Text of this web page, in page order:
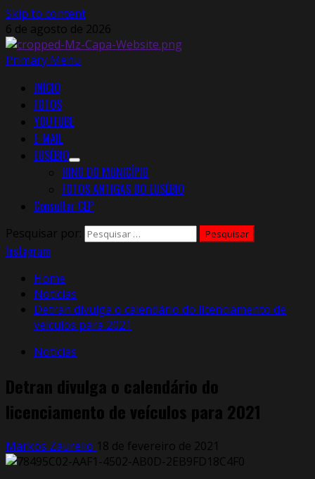
Skip to content
6 de agosto de 2026
Primary Menu
INÍCIO
FOTOS
YOUTUBE
E-MAIL
EUSÉBIO
HINO DO MUNICÍPIO
FOTOS ANTIGAS DO EUSÉBIO
Consultar CEP
Pesquisar por:
Instagram
Home
Notícias
Detran divulga o calendário do licenciamento de
veículos para 2021
Notícias
Detran divulga o calendário do
licenciamento de veículos para 2021
Markos Zaurelio 18 de fevereiro de 2021